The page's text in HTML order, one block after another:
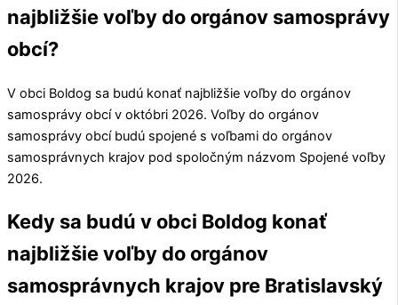
najbližšie voľby do orgánov samosprávy
obcí?
V obci Boldog sa budú konať najbližšie voľby do orgánov
samosprávy obcí v októbri 2026. Voľby do orgánov
samosprávy obcí budú spojené s voľbami do orgánov
samosprávnych krajov pod spoločným názvom Spojené voľby
2026.
Kedy sa budú v obci Boldog konať
najbližšie voľby do orgánov
samosprávnych krajov pre Bratislavský